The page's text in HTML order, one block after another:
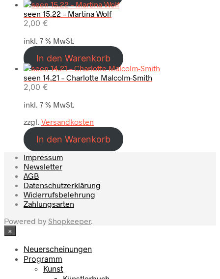
seen 15.22 – Martina Wolf
2,00 €
inkl. 7 % MwSt.
In den Warenkorb
seen 14.21 – Charlotte Malcolm-Smith
2,00 €
inkl. 7 % MwSt.
zzgl. Versandkosten
In den Warenkorb
Impressum
Newsletter
AGB
Datenschutzerklärung
Widerrufsbelehrung
Zahlungsarten
Powered by Shopkeeper.
×
Neuerscheinungen
Programm
Kunst